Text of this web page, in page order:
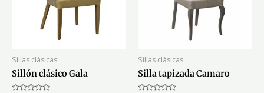
Sillas clásicas
Sillón clásico Gala
Sillas clásicas
Silla tapizada Camaro